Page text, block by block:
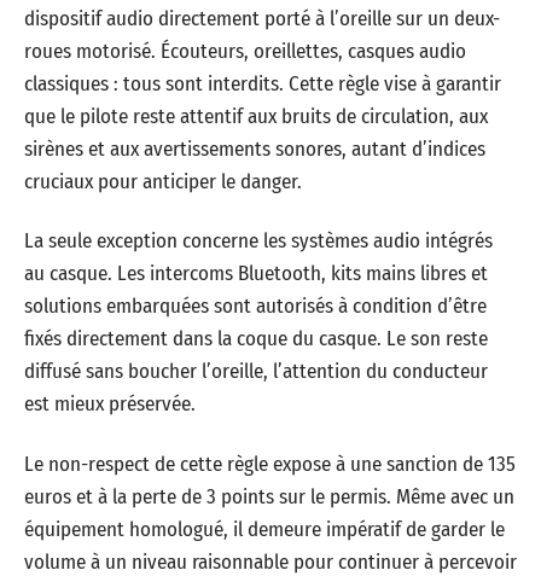
dispositif audio directement porté à l’oreille sur un deux-
roues motorisé. Écouteurs, oreillettes, casques audio
classiques : tous sont interdits. Cette règle vise à garantir
que le pilote reste attentif aux bruits de circulation, aux
sirènes et aux avertissements sonores, autant d’indices
cruciaux pour anticiper le danger.
La seule exception concerne les systèmes audio intégrés
au casque. Les intercoms Bluetooth, kits mains libres et
solutions embarquées sont autorisés à condition d’être
fixés directement dans la coque du casque. Le son reste
diffusé sans boucher l’oreille, l’attention du conducteur
est mieux préservée.
Le non-respect de cette règle expose à une sanction de 135
euros et à la perte de 3 points sur le permis. Même avec un
équipement homologué, il demeure impératif de garder le
volume à un niveau raisonnable pour continuer à percevoir